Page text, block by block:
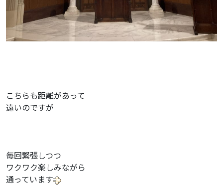
こちらも距離があって
遠いのですが
毎回緊張しつつ
ワクワク楽しみながら
通っています